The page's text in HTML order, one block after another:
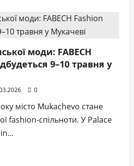
моди: FABECH
9–10 травня у
0
місто Mukachevo стане
fashion-спільноти. У Palace